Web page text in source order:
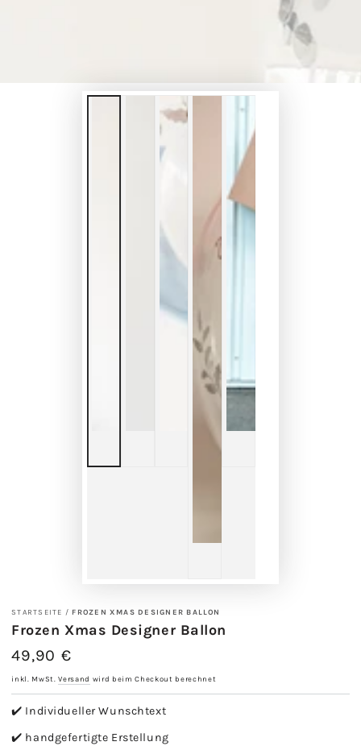
STARTSEITE / FROZEN XMAS DESIGNER BALLON
Frozen Xmas Designer Ballon
Regulärer
49,90 €
inkl. MwSt.Versand wird beim Checkout berechnet
✔️ Individueller Wunschtext
✔️ handgefertigte Erstellung